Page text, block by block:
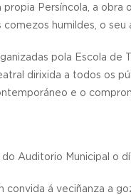
Persíncola, a obra
comezos humildes, o
pola Escola
dirixida a todos os
e o
Auditorio Municipal o
convida á veciñanza a